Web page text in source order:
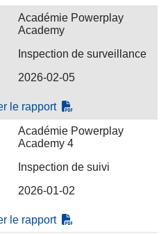
Académie Powerplay
Academy
Inspection de surveillance
2026-02-05
le rapport
Académie Powerplay
Academy 4
Inspection de suivi
2026-01-02
le rapport